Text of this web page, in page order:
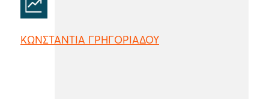
ΚΩΝΣΤΑΝΤΙΑ ΓΡΗΓΟΡΙΑΔΟΥ